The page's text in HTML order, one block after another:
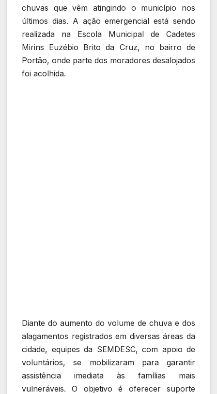
chuvas que vêm atingindo o município nos
últimos dias. A ação emergencial está sendo
realizada na Escola Municipal de Cadetes
Mirins Euzébio Brito da Cruz, no bairro de
Portão, onde parte dos moradores desalojados
foi acolhida.
Diante do aumento do volume de chuva e dos
alagamentos registrados em diversas áreas da
cidade, equipes da SEMDESC, com apoio de
voluntários, se mobilizaram para garantir
assistência imediata às famílias mais
vulneráveis. O objetivo é oferecer suporte